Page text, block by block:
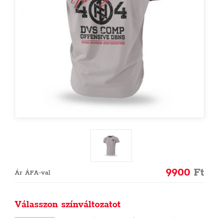
Ár ÁFA-val 9900 Ft
Válasszon színváltozatot